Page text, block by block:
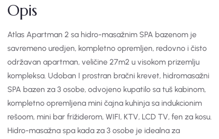
Opis
Atlas Apartman 2 sa hidro-masažnim SPA bazenom je
savremeno uredjen, kompletno opremljen, redovno i čisto
održavan apartman, veličine 27m2 u visokom prizemlju
kompleksa. Udoban I prostran bračni krevet, hidromasažni
SPA bazen za 3 osobe, odvojeno kupatilo sa tuš kabinom,
kompletno opremljena mini čajna kuhinja sa indukcionim
rešoom, mini bar frižiderom, WIFI, KTV, LCD TV, fen za kosu.
Hidro-masažna spa kada za 3 osobe je idealna za